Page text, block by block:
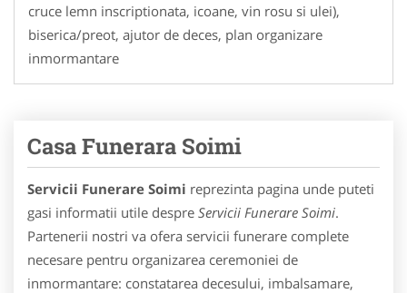
cruce lemn inscriptionata, icoane, vin rosu si ulei),
biserica/preot, ajutor de deces, plan organizare
inmormantare
Casa Funerara Soimi
Servicii Funerare Soimi reprezinta pagina unde puteti
gasi informatii utile despre Servicii Funerare Soimi.
Partenerii nostri va ofera servicii funerare complete
necesare pentru organizarea ceremoniei de
inmormantare: constatarea decesului, imbalsamare,